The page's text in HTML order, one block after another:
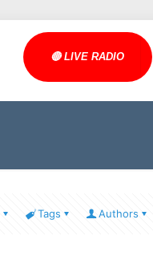
🔴 LIVE RADIO
Tags Authors